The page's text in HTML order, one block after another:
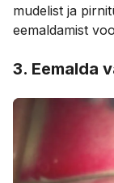
mudelist ja
eemaldamist
3. Eemalda